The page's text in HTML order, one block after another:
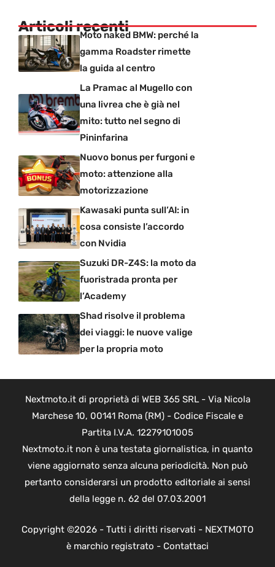
Articoli recentiMoto naked BMW: perché la
gamma Roadster rimette
la guida al centro
La Pramac al Mugello con
una livrea che è già nel
mito: tutto nel segno di
Pininfarina
Nuovo bonus per furgoni e
moto: attenzione alla
motorizzazione
Kawasaki punta sull’AI: in
cosa consiste l’accordo
con Nvidia
Suzuki DR-Z4S: la moto da
fuoristrada pronta per
l’Academy
Shad risolve il problema
dei viaggi: le nuove valige
per la propria moto
Nextmoto.it di proprietà di WEB 365 SRL - Via Nicola
Marchese 10, 00141 Roma (RM) - Codice Fiscale e
Partita I.V.A. 12279101005
Nextmoto.it non è una testata giornalistica, in quanto
viene aggiornato senza alcuna periodicità. Non può
pertanto considerarsi un prodotto editoriale ai sensi
della legge n. 62 del 07.03.2001
Copyright ©2026 - Tutti i diritti riservati - NEXTMOTO
è marchio registrato - Contattaci